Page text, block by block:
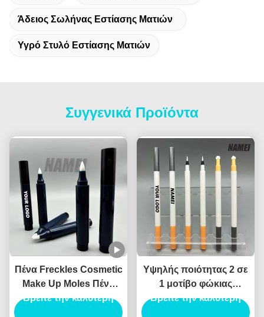
Άδειος Σωλήνας Εστίασης Ματιών
Υγρό Στυλό Εστίασης Ματιών
Συγγενικά Προϊόντα
Πένα Freckles Cosmetic
Make Up Moles Πένα
Freckles Custom Logo
Βρείτε την καλύτερη
Υψηλής ποιότητας 2 σε
1 μοτίβο φώκιας
Eyeliner υγρό Eyeliner
Βρείτε την καλύτερη